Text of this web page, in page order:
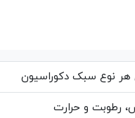
هر نوع سبک دکوراسیون
رطوبت و حرارت